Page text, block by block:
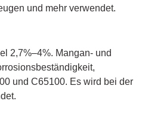
und mehr verwendet.
2,7%–4%. Mangan- und
und C65100. Es wird bei der